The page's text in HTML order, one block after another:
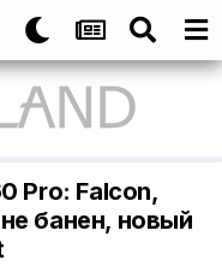
Pro: Falcon,
банен, новый